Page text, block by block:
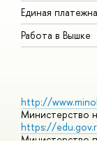
Единая
Работа в Вышке
http://
Министерство
https://